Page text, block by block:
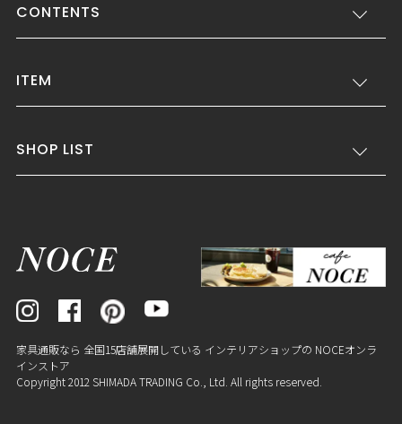
CONTENTS
ITEM
SHOP LIST
家具通販なら 全国15店舗展開している インテリアショップの NOCEオンラ
インストア
Copyright 2012 SHIMADA TRADING Co., Ltd. All rights reserved.